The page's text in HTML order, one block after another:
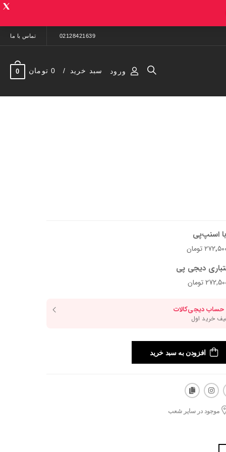
02128421639 تماس با ما
ورود سبد خرید 0 تومان 0
اسنپ‌پی
دیجی پی
افزودن به سبد خرید
موجود در سایر شعب